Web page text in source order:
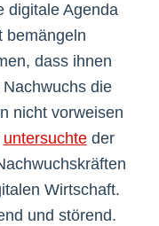
digitale Agenda
bemängeln
dass ihnen
die
nicht vorweisen
untersuchteder
Wirtschaft.
und störend.